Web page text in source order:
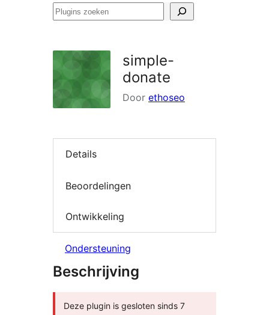
Plugins
simple-
donate
Door ethoseo
Details
Beoordelingen
Ontwikkeling
Ondersteuning
Beschrijving
Deze plugin is gesloten sinds 7